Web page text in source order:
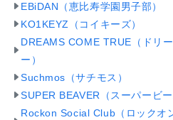
EBiDAN（恵比寿学園男子部）
KO1KEYZ（コイキーズ）
DREAMS COME TRUE（ドリ
ー）
Suchmos（サチモス）
SUPER BEAVER（スーパービー
Rockon Social Club（ロックオ